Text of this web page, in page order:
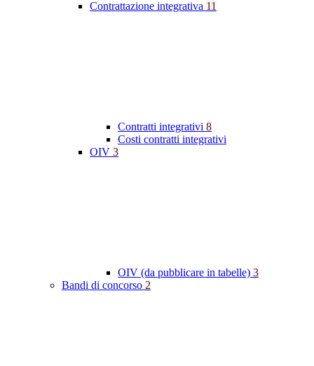
Contrattazione integrativa 11
Contratti integrativi 8
Costi contratti integrativi
OIV 3
OIV (da pubblicare in tabelle) 3
Bandi di concorso 2